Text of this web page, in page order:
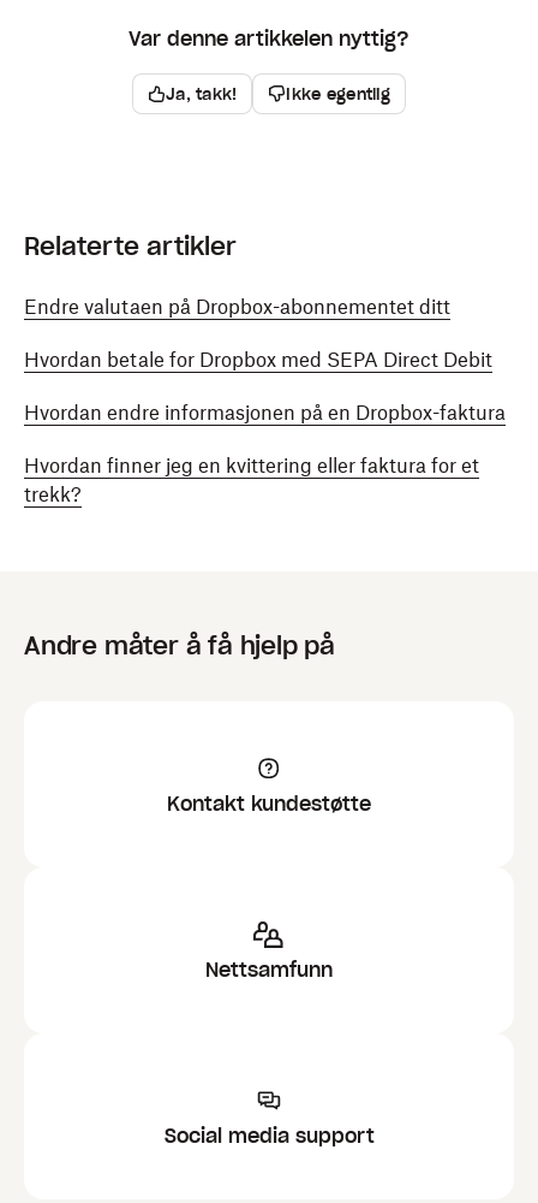
Var denne artikkelen nyttig?
Ja, takk! Ikke egentlig
Relaterte artikler
Endre valutaen på Dropbox-abonnementet ditt
Hvordan betale for Dropbox med SEPA Direct Debit
Hvordan endre informasjonen på en Dropbox-faktura
Hvordan finner jeg en kvittering eller faktura for et
trekk?
Andre måter å få hjelp på
Kontakt kundestøtte
Nettsamfunn
Social media support